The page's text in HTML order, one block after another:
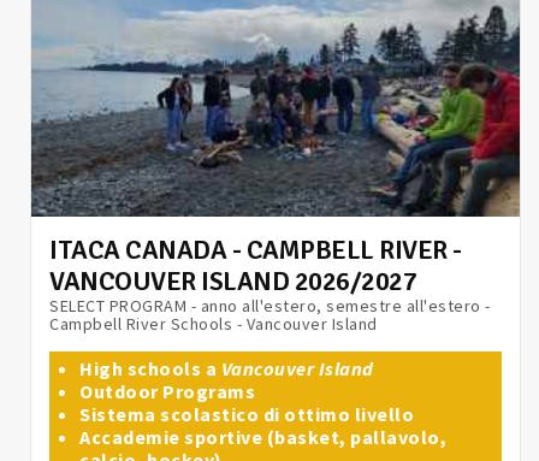
ITACA CANADA - CAMPBELL RIVER -
VANCOUVER ISLAND 2026/2027
SELECT PROGRAM - anno all'estero, semestre all'estero -
Campbell River Schools - Vancouver Island
High schools a Vancouver Island
Outdoor Programs
Sistema scolastico di ottimo livello
Accademie sportive (basket, pallavolo,